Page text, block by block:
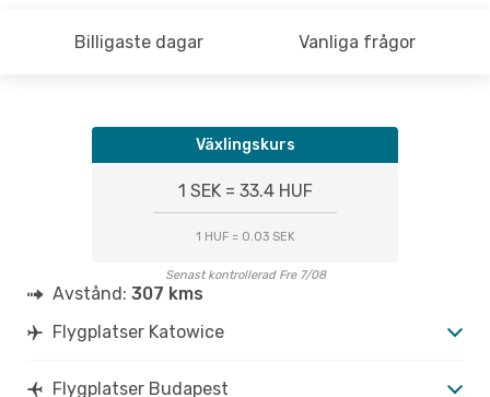
Billigaste dagar Vanliga frågor
Växlingskurs
1 SEK = 33.4 HUF
1 HUF = 0.03 SEK
Senast kontrollerad Fre 7/08
Avstånd: 307 kms
Flygplatser Katowice
Flygplatser Budapest